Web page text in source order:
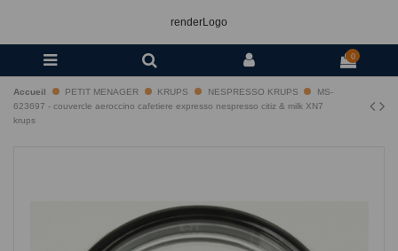
renderLogo
0
Accueil PETIT MENAGER KRUPS NESPRESSO KRUPS
MS-
623697 - couvercle aeroccino cafetiere expresso nespresso citiz & milk XN7
krups